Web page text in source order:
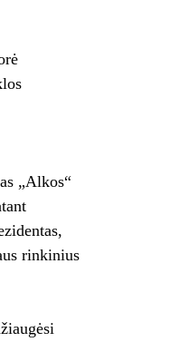
„Alkos“
rinkinius